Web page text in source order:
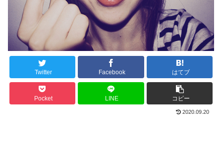
Twitter Facebook はてブ
Pocket LINE コピー
2020.09.20